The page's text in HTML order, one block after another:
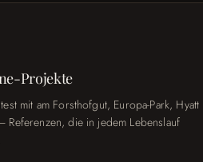
Projekte
mit am Forsthofgut, Europa-Park, Hyatt
Referenzen, die in jedem Lebenslauf